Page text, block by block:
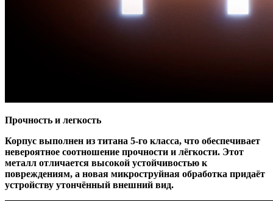
Прочность и легкость
Корпус выполнен из титана 5-го класса, что обеспечивает
невероятное соотношение прочности и лёгкости. Этот
металл отличается высокой устойчивостью к
повреждениям, а новая микроструйная обработка придаёт
устройству утончённый внешний вид.